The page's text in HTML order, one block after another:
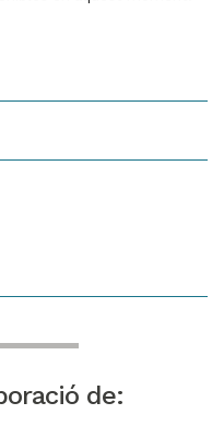
de: